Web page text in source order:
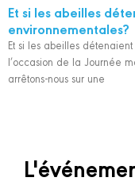
Et si les abeilles
environnementales?
Et si les abeilles
l’occasion de la Journée
arrêtons-nous sur une